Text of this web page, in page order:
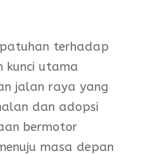
terhadap
kunci utama
jalan raya yang
dan adopsi
bermotor
masa depan